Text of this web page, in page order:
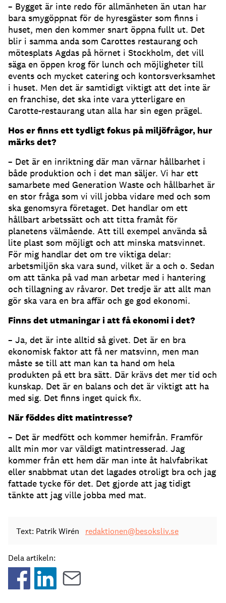
– Bygget är inte redo för allmänheten än utan har
bara smygöppnat för de hyresgäster som finns i
huset, men den kommer snart öppna fullt ut. Det
blir i samma anda som Carottes restaurang och
mötesplats Agdas på hörnet i Stockholm, det vill
säga en öppen krog för lunch och möjligheter till
events och mycket catering och kontorsverksamhet
i huset. Men det är samtidigt viktigt att det inte är
en franchise, det ska inte vara ytterligare en
Carotte-restaurang utan alla har sin egen prägel.
Hos er finns ett tydligt fokus på miljöfrågor, hur
märks det?
– Det är en inriktning där man värnar hållbarhet i
både produktion och i det man säljer. Vi har ett
samarbete med Generation Waste och hållbarhet är
en stor fråga som vi vill jobba vidare med och som
ska genomsyra företaget. Det handlar om ett
hållbart arbetssätt och att titta framåt för
planetens välmående. Att till exempel använda så
lite plast som möjligt och att minska matsvinnet.
För mig handlar det om tre viktiga delar:
arbetsmiljön ska vara sund, vilket är a och o. Sedan
om att tänka på vad man arbetar med i hantering
och tillagning av råvaror. Det tredje är att allt man
gör ska vara en bra affär och ge god ekonomi.
Finns det utmaningar i att få ekonomi i det?
– Ja, det är inte alltid så givet. Det är en bra
ekonomisk faktor att få ner matsvinn, men man
måste se till att man kan ta hand om hela
produkten på ett bra sätt. Där krävs det mer tid och
kunskap. Det är en balans och det är viktigt att ha
med sig. Det finns inget quick fix.
När föddes ditt matintresse?
– Det är medfött och kommer hemifrån. Framför
allt min mor var väldigt matintresserad. Jag
kommer från ett hem där man inte åt halvfabrikat
eller snabbmat utan det lagades otroligt bra och jag
fattade tycke för det. Det gjorde att jag tidigt
tänkte att jag ville jobba med mat.
Text: Patrik Wirén redaktionen@besoksliv.se
Dela artikeln: